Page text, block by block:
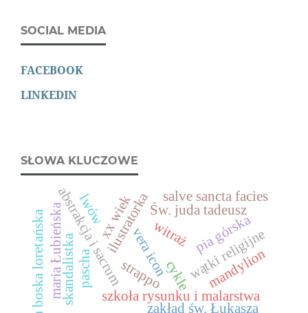
SOCIAL MEDIA
FACEBOOK
LINKEDIN
SŁOWA KLUCZOWE
abstrakcja i sacrumilustratorka
xx wiek witraż
szkoła rysunku i malarstwa
zakład św. Łukasza
maria Łubieńska
matka boska loretańska Św. juda tadeusz
pia górska
pascha cyklewątki religijne
skandalistka
salve sancta facies
vera icon mandylion
strappo
lwów